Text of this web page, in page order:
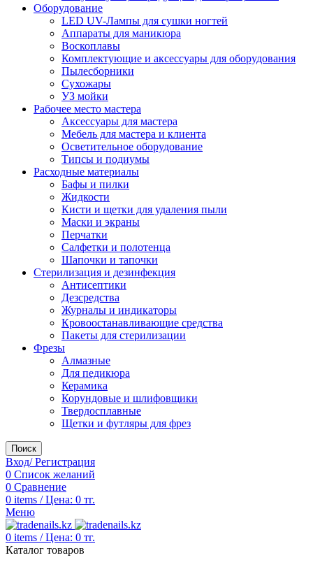
Оборудование
LED UV-Лампы для сушки ногтей
Аппараты для маникюра
Воскоплавы
Комплектующие и аксессуары для оборудования
Пылесборники
Сухожары
УЗ мойки
Рабочее место мастера
Аксессуары для мастера
Мебель для мастера и клиента
Осветительное оборудование
Типсы и подиумы
Расходные материалы
Бафы и пилки
Жидкости
Кисти и щетки для удаления пыли
Маски и экраны
Перчатки
Салфетки и полотенца
Шапочки и тапочки
Стерилизация и дезинфекция
Антисептики
Дезсредства
Журналы и индикаторы
Кровоостанавливающие средства
Пакеты для стерилизации
Фрезы
Алмазные
Для педикюра
Керамика
Корундовые и шлифовщики
Твердосплавные
Щетки и футляры для фрез
Поиск
Вход/ Регистрация
0 Список желаний
0 Сравнение
0 items / Цена: 0 тг.
Меню
0 items / Цена: 0 тг.
Каталог товаров